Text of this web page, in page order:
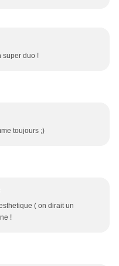
super duo !
toujours ;)
( on dirait un
!